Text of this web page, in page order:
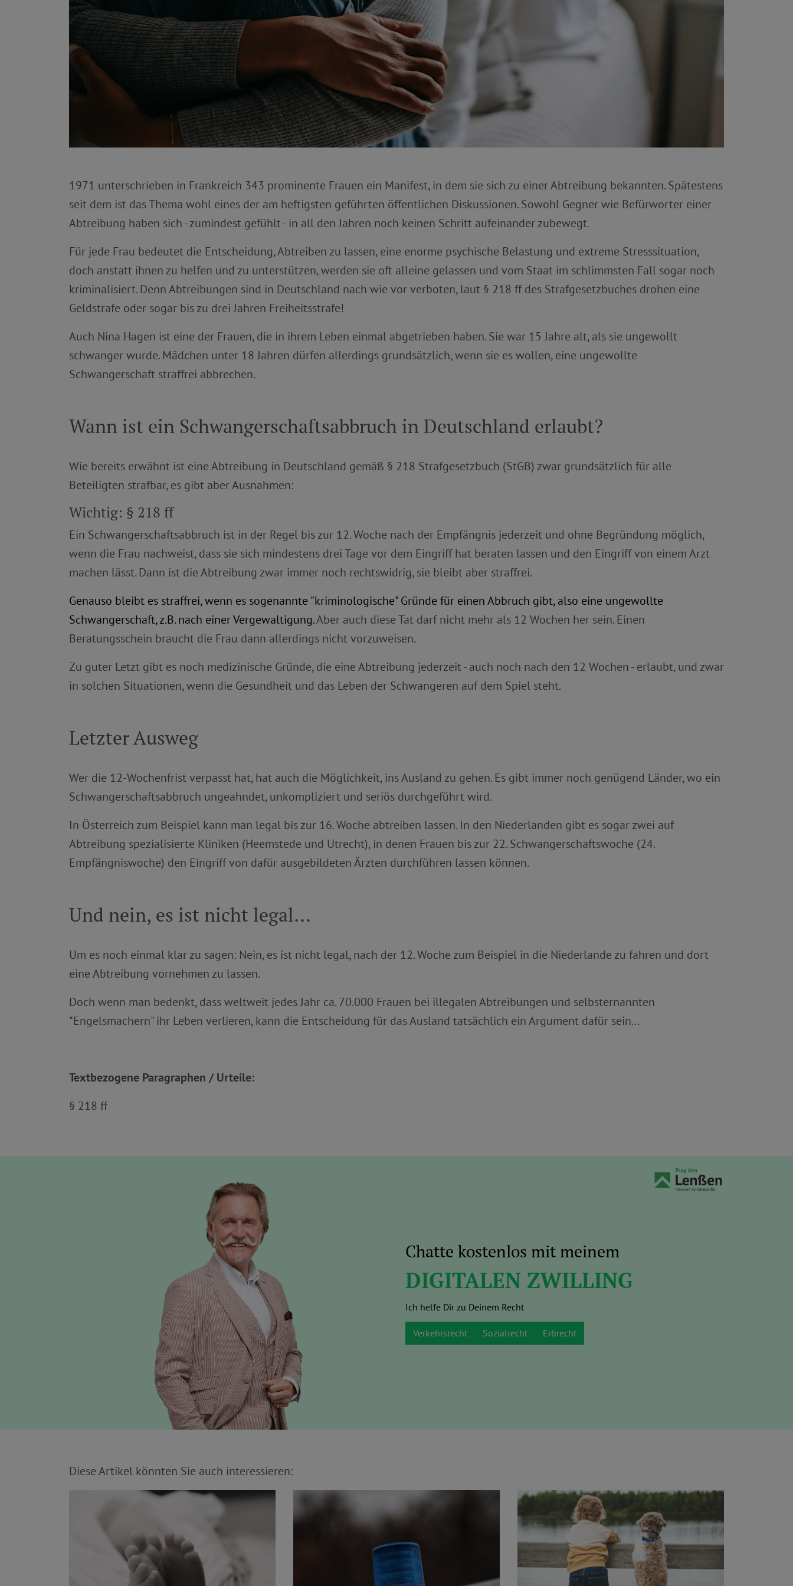
1971 unterschrieben in Frankreich 343 prominente Frauen ein Manifest, in dem sie sich zu einer Abtreibung bekannten. Spätestens
seit dem ist das Thema wohl eines der am heftigsten geführten öffentlichen Diskussionen. Sowohl Gegner wie Befürworter einer
Abtreibung haben sich - zumindest gefühlt - in all den Jahren noch keinen Schritt aufeinander zubewegt.
Für jede Frau bedeutet die Entscheidung, Abtreiben zu lassen, eine enorme psychische Belastung und extreme Stresssituation,
doch anstatt ihnen zu helfen und zu unterstützen, werden sie oft alleine gelassen und vom Staat im schlimmsten Fall sogar noch
kriminalisiert. Denn Abtreibungen sind in Deutschland nach wie vor verboten, laut § 218 ff des Strafgesetzbuches drohen eine
Geldstrafe oder sogar bis zu drei Jahren Freiheitsstrafe!
Auch Nina Hagen ist eine der Frauen, die in ihrem Leben einmal abgetrieben haben. Sie war 15 Jahre alt, als sie ungewollt
schwanger wurde. Mädchen unter 18 Jahren dürfen allerdings grundsätzlich, wenn sie es wollen, eine ungewollte
Schwangerschaft straffrei abbrechen.
Wann ist ein Schwangerschaftsabbruch in Deutschland erlaubt?
Wie bereits erwähnt ist eine Abtreibung in Deutschland gemäß § 218 Strafgesetzbuch (StGB) zwar grundsätzlich für alle
Beteiligten strafbar, es gibt aber Ausnahmen:
Wichtig: § 218 ff
Ein Schwangerschaftsabbruch ist in der Regel bis zur 12. Woche nach der Empfängnis jederzeit und ohne Begründung möglich,
wenn die Frau nachweist, dass sie sich mindestens drei Tage vor dem Eingriff hat beraten lassen und den Eingriff von einem Arzt
machen lässt. Dann ist die Abtreibung zwar immer noch rechtswidrig, sie bleibt aber straffrei.
Genauso bleibt es straffrei, wenn es sogenannte "kriminologische" Gründe für einen Abbruch gibt, also eine ungewollte
Schwangerschaft, z.B. nach einer Vergewaltigung.Aber auch diese Tat darf nicht mehr als 12 Wochen her sein. Einen
Beratungsschein braucht die Frau dann allerdings nicht vorzuweisen.
Zu guter Letzt gibt es noch medizinische Gründe, die eine Abtreibung jederzeit - auch noch nach den 12 Wochen - erlaubt, und zwar
in solchen Situationen, wenn die Gesundheit und das Leben der Schwangeren auf dem Spiel steht.
Letzter Ausweg
Wer die 12-Wochenfrist verpasst hat, hat auch die Möglichkeit, ins Ausland zu gehen. Es gibt immer noch genügend Länder, wo ein
Schwangerschaftsabbruch ungeahndet, unkompliziert und seriös durchgeführt wird.
In Österreich zum Beispiel kann man legal bis zur 16. Woche abtreiben lassen. In den Niederlanden gibt es sogar zwei auf
Abtreibung spezialisierte Kliniken (Heemstede und Utrecht), in denen Frauen bis zur 22. Schwangerschaftswoche (24.
Empfängniswoche) den Eingriff von dafür ausgebildeten Ärzten durchführen lassen können.
Und nein, es ist nicht legal...
Um es noch einmal klar zu sagen: Nein, es ist nicht legal, nach der 12. Woche zum Beispiel in die Niederlande zu fahren und dort
eine Abtreibung vornehmen zu lassen.
Doch wenn man bedenkt, dass weltweit jedes Jahr ca. 70.000 Frauen bei illegalen Abtreibungen und selbsternannten
"Engelsmachern" ihr Leben verlieren, kann die Entscheidung für das Ausland tatsächlich ein Argument dafür sein...
Textbezogene Paragraphen / Urteile:
§ 218 ff
Chatte kostenlos mit meinem
DIGITALEN ZWILLING
Ich helfe Dir zu Deinem Recht
Verkehrsrecht Sozialrecht Erbrecht
Diese Artikel könnten Sie auch interessieren: